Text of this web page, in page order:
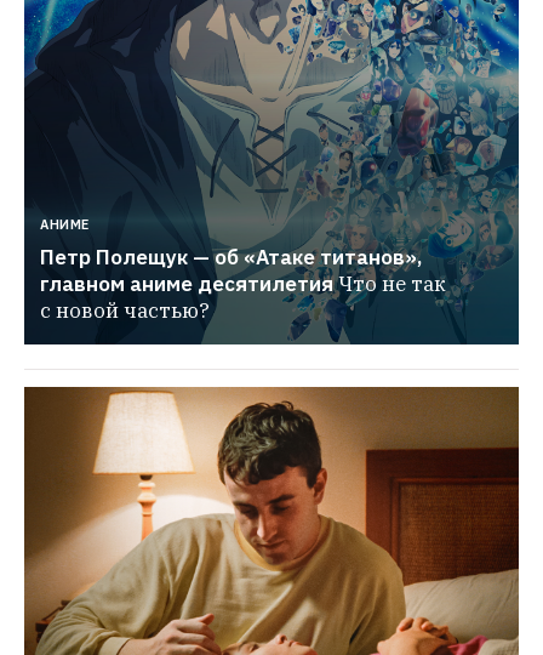
АНИМЕ
Петр Полещук — об «Атаке титанов»,
главном аниме десятилетияЧто не так
с новой частью?